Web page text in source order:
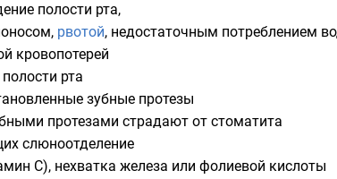
полости рта,
, рвотой, недостаточным потреблением
кровопотерей
рта
зубные протезы
протезами страдают от стоматита
слюноотделение
С), нехватка железа или фолиевой кислоты